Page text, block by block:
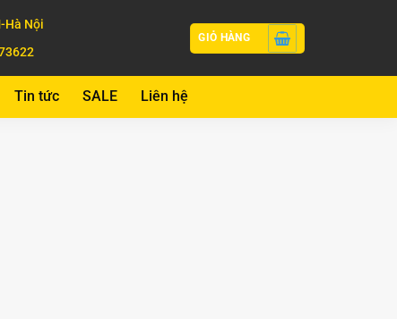
Hà Nội
GIỎ HÀNG
Tin tức SALE Liên hệ